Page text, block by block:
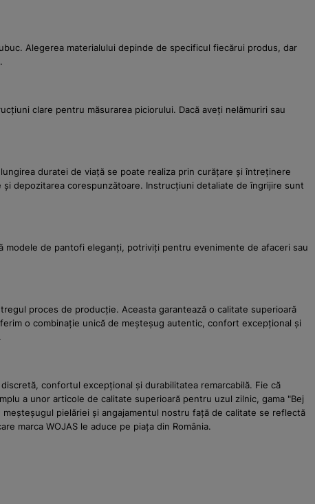
Alegerea materialului depinde de specificul fiecărui produs, dar
clare pentru măsurarea piciorului. Dacă aveți nelămuriri sau
duratei de viață se poate realiza prin curățare și întreținere
depozitarea corespunzătoare. Instrucțiuni detaliate de îngrijire sunt
modele de pantofi eleganți, potriviți pentru evenimente de afaceri sau
proces de producție. Aceasta garantează o calitate superioară
o combinație unică de meșteșug autentic, confort excepțional și
confortul excepțional și durabilitatea remarcabilă. Fie că
a unor articole de calitate superioară pentru uzul zilnic, gama "Bej
pielăriei și angajamentul nostru față de calitate se reflectă
marca WOJAS le aduce pe piața din România.